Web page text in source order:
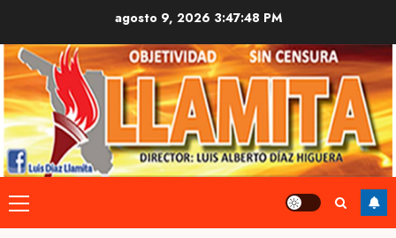
content
agosto 9, 2026 3:47:49 PM
Primary
Menu